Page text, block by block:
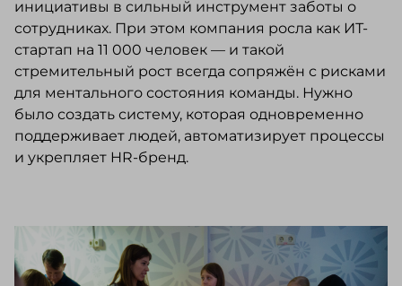
инициативы в сильный инструмент заботы о
сотрудниках. При этом компания росла как ИТ-
стартап на 11 000 человек — и такой
стремительный рост всегда сопряжён с рисками
для ментального состояния команды. Нужно
было создать систему, которая одновременно
поддерживает людей, автоматизирует процессы
и укрепляет HR-бренд.